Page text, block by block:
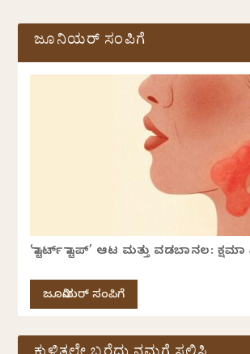
ಜೂನಿಯರ್ ಸಂಪಿಗೆ
‘ಸ್ಟಾರ್ಟ್ ಸ್ಟಾಪ್’ ಆಟ ಮತ್ತು ವಡಬಾನಲ:
ಜೂನಿಯರ್ ಸಂಪಿಗೆ